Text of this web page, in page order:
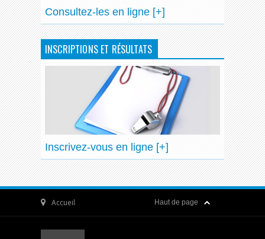
Consultez-les en ligne [+]
INSCRIPTIONS ET RÉSULTATS
Inscrivez-vous en ligne [+]
Accueil Haut de page